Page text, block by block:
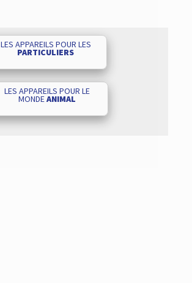
LES APPAREILS POUR LES
PARTICULIERS
LES APPAREILS POUR LE
MONDEANIMAL